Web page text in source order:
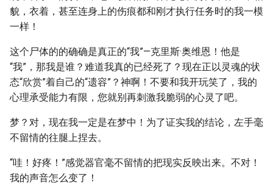
貌，衣着，甚至连身上的伤痕都和刚才执行任务时的我一模
一样！
这个尸体的的确确是真正的“我”—克里斯·奥维恩！他是
“我”，那我是谁？难道我真的已经死了？现在正以灵魂的状
态“欣赏”着自己的“遗容”？神啊！不要和我开玩笑了，我的
心理承受能力有限，您就别再刺激我脆弱的心灵了吧。
梦？对，现在我一定是在梦中！为了证实我的结论，左手毫
不留情的往腿上捏去。
“哇！好疼！”感觉器官毫不留情的把现实反映出来。不对！
我的声音怎么变了！